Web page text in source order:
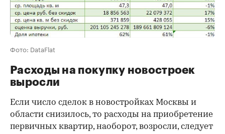
Фото: DataFlat
Расходы на покупку новостроек
выросли
Если число сделок в новостройках Москвы и
области снизилось, то расходы на приобретение
первичных квартир, наоборот, возросли, следует